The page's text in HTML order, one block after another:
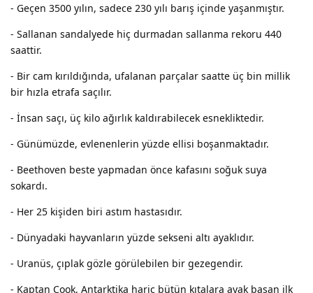
- Geçen 3500 yılın, sadece 230 yılı barış içinde yaşanmıştır.
- Sallanan sandalyede hiç durmadan sallanma rekoru 440
saattir.
- Bir cam kırıldığında, ufalanan parçalar saatte üç bin millik
bir hızla etrafa saçılır.
- İnsan saçı, üç kilo ağırlık kaldırabilecek esnekliktedir.
- Günümüzde, evlenenlerin yüzde ellisi boşanmaktadır.
- Beethoven beste yapmadan önce kafasını soğuk suya
sokardı.
- Her 25 kişiden biri astım hastasıdır.
- Dünyadaki hayvanların yüzde sekseni altı ayaklıdır.
- Uranüs, çıplak gözle görülebilen bir gezegendir.
- Kaptan Cook, Antarktika hariç bütün kıtalara ayak basan ilk